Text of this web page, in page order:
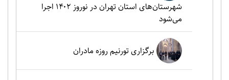
شهرستان‌های استان تهران در نوروز ۱۴۰۲ اجرا
می‌شود
برگزاری تورنیم روزه مادران